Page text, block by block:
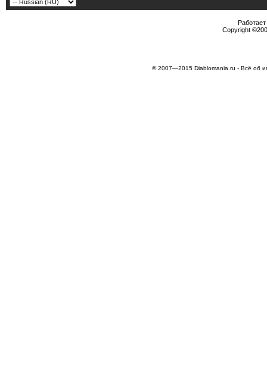
Copyright
© 2007—2015 Diablomania.ru - Всё об